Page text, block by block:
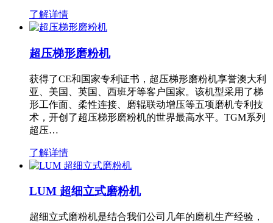
了解详情
超压梯形磨粉机
获得了CE和国家专利证书，超压梯形磨粉机享誉澳大利
亚、美国、英国、西班牙等客户国家。该机型采用了梯
形工作面、柔性连接、磨辊联动增压等五项磨机专利技
术，开创了超压梯形磨粉机的世界最高水平。TGM系列
超压…
了解详情
LUM 超细立式磨粉机
超细立式磨粉机是结合我们公司几年的磨机生产经验，